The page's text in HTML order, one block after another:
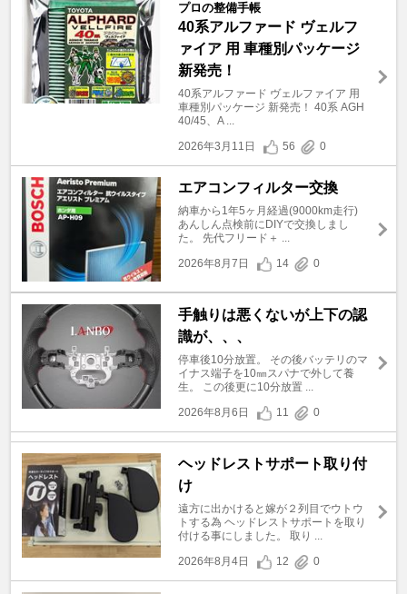
プロの整備手帳
40系アルファード ヴェルフ
ァイア 用 車種別パッケージ
新発売！
40系アルファード ヴェルファイア 用
車種別パッケージ 新発売！ 40系 AGH
40/45、A ...
2026年3月11日
56 0
エアコンフィルター交換
納車から1年5ヶ月経過(9000km走行)
あんしん点検前にDIYで交換しまし
た。 先代フリード＋ ...
2026年8月7日
14 0
手触りは悪くないが上下の認
識が、、、
停車後10分放置。 その後バッテリのマ
イナス端子を10㎜スパナで外して養
生。 この後更に10分放置 ...
2026年8月6日
11 0
ヘッドレストサポート取り付
け
遠方に出かけると嫁が２列目でウトウ
トする為 ヘッドレストサポートを取り
付ける事にしました。 取り ...
2026年8月4日
12 0